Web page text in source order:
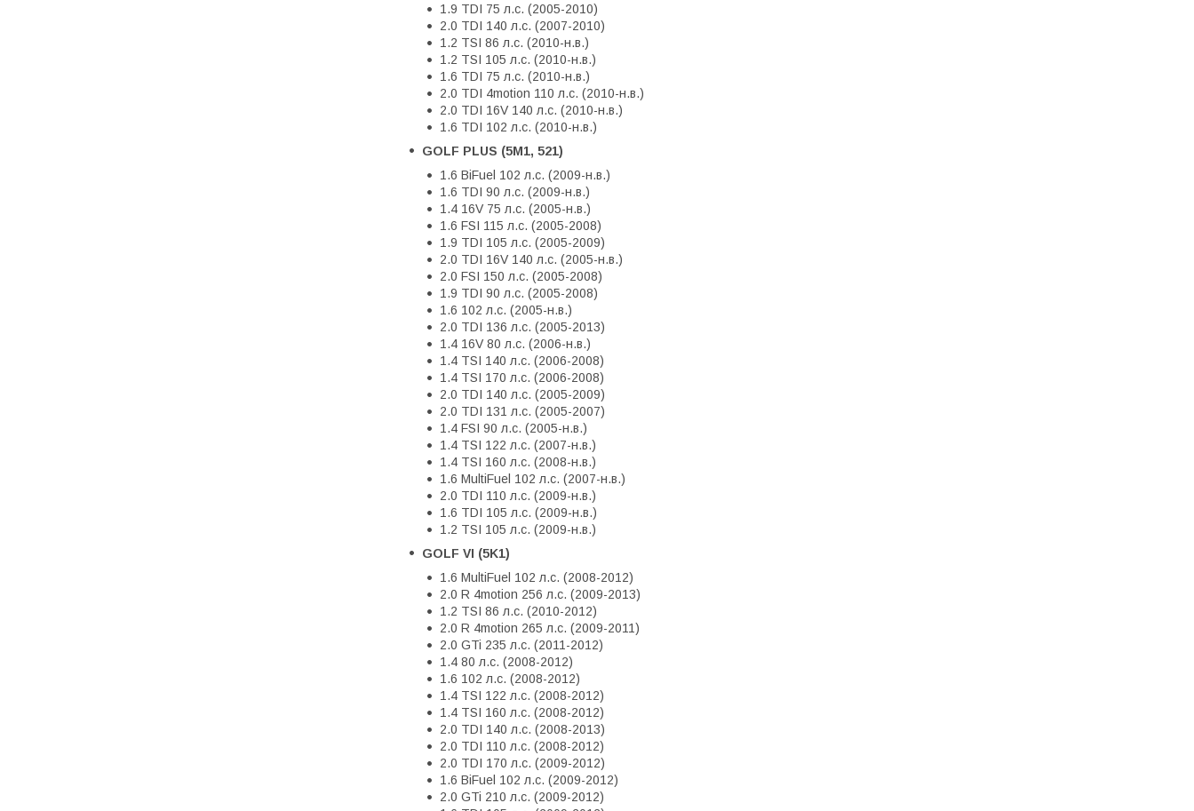
1.9 TDI 75 л.с. (2005-2010)
2.0 TDI 140 л.с. (2007-2010)
1.2 TSI 86 л.с. (2010-н.в.)
1.2 TSI 105 л.с. (2010-н.в.)
1.6 TDI 75 л.с. (2010-н.в.)
2.0 TDI 4motion 110 л.с. (2010-н.в.)
2.0 TDI 16V 140 л.с. (2010-н.в.)
1.6 TDI 102 л.с. (2010-н.в.)
GOLF PLUS (5M1, 521)
1.6 BiFuel 102 л.с. (2009-н.в.)
1.6 TDI 90 л.с. (2009-н.в.)
1.4 16V 75 л.с. (2005-н.в.)
1.6 FSI 115 л.с. (2005-2008)
1.9 TDI 105 л.с. (2005-2009)
2.0 TDI 16V 140 л.с. (2005-н.в.)
2.0 FSI 150 л.с. (2005-2008)
1.9 TDI 90 л.с. (2005-2008)
1.6 102 л.с. (2005-н.в.)
2.0 TDI 136 л.с. (2005-2013)
1.4 16V 80 л.с. (2006-н.в.)
1.4 TSI 140 л.с. (2006-2008)
1.4 TSI 170 л.с. (2006-2008)
2.0 TDI 140 л.с. (2005-2009)
2.0 TDI 131 л.с. (2005-2007)
1.4 FSI 90 л.с. (2005-н.в.)
1.4 TSI 122 л.с. (2007-н.в.)
1.4 TSI 160 л.с. (2008-н.в.)
1.6 MultiFuel 102 л.с. (2007-н.в.)
2.0 TDI 110 л.с. (2009-н.в.)
1.6 TDI 105 л.с. (2009-н.в.)
1.2 TSI 105 л.с. (2009-н.в.)
GOLF VI (5K1)
1.6 MultiFuel 102 л.с. (2008-2012)
2.0 R 4motion 256 л.с. (2009-2013)
1.2 TSI 86 л.с. (2010-2012)
2.0 R 4motion 265 л.с. (2009-2011)
2.0 GTi 235 л.с. (2011-2012)
1.4 80 л.с. (2008-2012)
1.6 102 л.с. (2008-2012)
1.4 TSI 122 л.с. (2008-2012)
1.4 TSI 160 л.с. (2008-2012)
2.0 TDI 140 л.с. (2008-2013)
2.0 TDI 110 л.с. (2008-2012)
2.0 TDI 170 л.с. (2009-2012)
1.6 BiFuel 102 л.с. (2009-2012)
2.0 GTi 210 л.с. (2009-2012)